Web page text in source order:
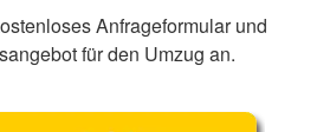
Anfrageformular und
für den Umzug an.